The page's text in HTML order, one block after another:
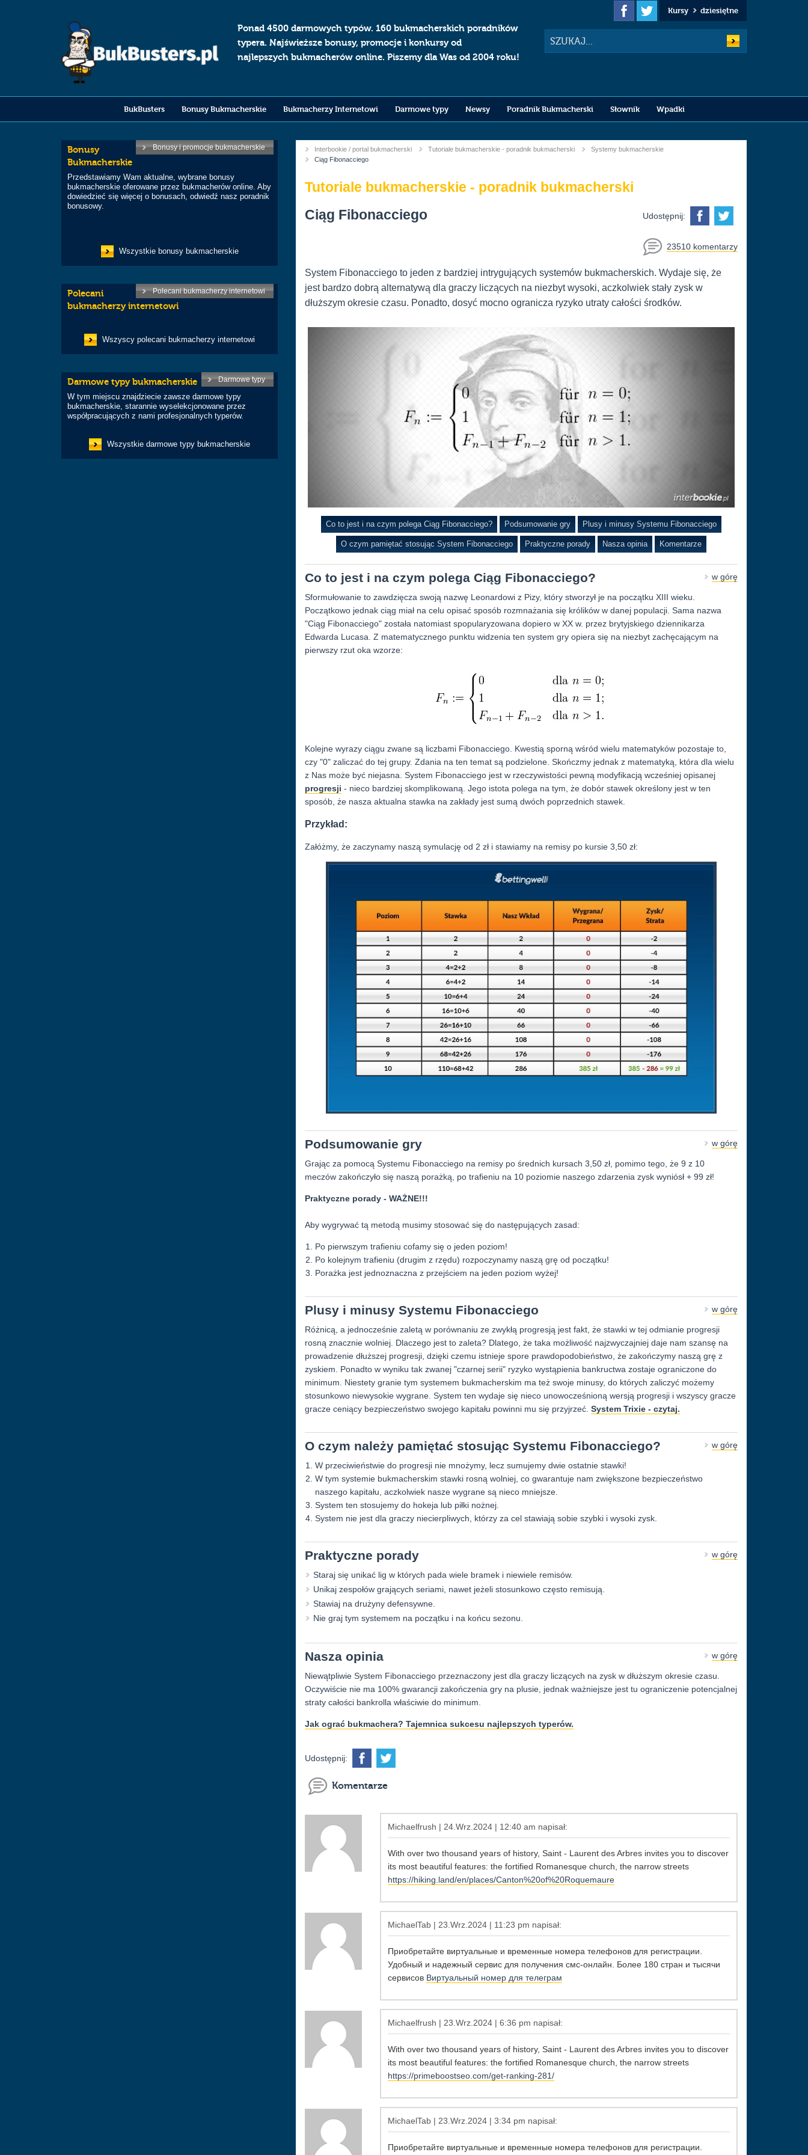
Kursy dziesiętne
Ponad 4500 darmowych typów. 160 bukmacherskich poradników
typera. Najświeższe bonusy, promocje i konkursy od
najlepszych bukmacherów online. Piszemy dla Was od 2004 roku!
Szukaj
BukBusters Bonusy Bukmacherskie Bukmacherzy Internetowi Darmowe typy Newsy Poradnik Bukmacherski Słownik Wpadki
You
here
Interbookie / portal bukmacherski Tutoriale bukmacherskie - poradnik bukmacherski
Systemy bukmacherskie
Current:
Ciąg Fibonacciego
Tutoriale bukmacherskie - poradnik bukmacherski
Ciąg Fibonacciego
Udostępnij:
23510 komentarzy
System Fibonacciego to jeden z bardziej intrygujących systemów bukmacherskich. Wydaje się, że
jest bardzo dobrą alternatywą dla graczy liczących na niezbyt wysoki, aczkolwiek stały zysk w
dłuższym okresie czasu. Ponadto, dosyć mocno ogranicza ryzyko utraty całości środków.
Co to jest i na czym polega Ciąg Fibonacciego? Podsumowanie gry Plusy i minusy Systemu Fibonacciego
O czym pamiętać stosując System Fibonacciego Praktyczne porady Nasza opinia Komentarze
w górę
Co to jest i na czym polega Ciąg Fibonacciego?
Sformułowanie to zawdzięcza swoją nazwę Leonardowi z Pizy, który stworzył je na początku XIII wieku.
Początkowo jednak ciąg miał na celu opisać sposób rozmnażania się królików w danej populacji. Sama nazwa
"Ciąg Fibonacciego" została natomiast spopularyzowana dopiero w XX w. przez brytyjskiego dziennikarza
Edwarda Lucasa. Z matematycznego punktu widzenia ten system gry opiera się na niezbyt zachęcającym na
pierwszy rzut oka wzorze:
Kolejne wyrazy ciągu zwane są liczbami Fibonacciego. Kwestią sporną wśród wielu matematyków pozostaje to,
czy "0" zaliczać do tej grupy. Zdania na ten temat są podzielone. Skończmy jednak z matematyką, która dla wielu
z Nas może być niejasna. System Fibonacciego jest w rzeczywistości pewną modyfikacją wcześniej opisanej
progresji - nieco bardziej skomplikowaną. Jego istota polega na tym, że dobór stawek określony jest w ten
sposób, że nasza aktualna stawka na zakłady jest sumą dwóch poprzednich stawek.
Przykład:
Załóżmy, że zaczynamy naszą symulację od 2 zł i stawiamy na remisy po kursie 3,50 zł:
w górę
Podsumowanie gry
Grając za pomocą Systemu Fibonacciego na remisy po średnich kursach 3,50 zł, pomimo tego, że 9 z 10
meczów zakończyło się naszą porażką, po trafieniu na 10 poziomie naszego zdarzenia zysk wyniósł + 99 zł!
Praktyczne porady - WAŻNE!!!
Aby wygrywać tą metodą musimy stosować się do następujących zasad:
Po pierwszym trafieniu cofamy się o jeden poziom!
Po kolejnym trafieniu (drugim z rzędu) rozpoczynamy naszą grę od początku!
Porażka jest jednoznaczna z przejściem na jeden poziom wyżej!
w górę
Plusy i minusy Systemu Fibonacciego
Różnicą, a jednocześnie zaletą w porównaniu ze zwykłą progresją jest fakt, że stawki w tej odmianie progresji
rosną znacznie wolniej. Dlaczego jest to zaleta? Dlatego, że taka możliwość najzwyczajniej daje nam szansę na
prowadzenie dłuższej progresji, dzięki czemu istnieje spore prawdopodobieństwo, że zakończymy naszą grę z
zyskiem. Ponadto w wyniku tak zwanej "czarnej serii" ryzyko wystąpienia bankructwa zostaje ograniczone do
minimum. Niestety granie tym systemem bukmacherskim ma też swoje minusy, do których zaliczyć możemy
stosunkowo niewysokie wygrane. System ten wydaje się nieco unowocześnioną wersją progresji i wszyscy gracze
gracze ceniący bezpieczeństwo swojego kapitału powinni mu się przyjrzeć. System Trixie - czytaj.
w górę
O czym należy pamiętać stosując Systemu Fibonacciego?
W przeciwieństwie do progresji nie mnożymy, lecz sumujemy dwie ostatnie stawki!
W tym systemie bukmacherskim stawki rosną wolniej, co gwarantuje nam zwiększone bezpieczeństwo
naszego kapitału, aczkolwiek nasze wygrane są nieco mniejsze.
System ten stosujemy do hokeja lub piłki nożnej.
System nie jest dla graczy niecierpliwych, którzy za cel stawiają sobie szybki i wysoki zysk.
w górę
Praktyczne porady
Staraj się unikać lig w których pada wiele bramek i niewiele remisów.
Unikaj zespołów grających seriami, nawet jeżeli stosunkowo często remisują.
Stawiaj na drużyny defensywne.
Nie graj tym systemem na początku i na końcu sezonu.
w górę
Nasza opinia
Niewątpliwie System Fibonacciego przeznaczony jest dla graczy liczących na zysk w dłuższym okresie czasu.
Oczywiście nie ma 100% gwarancji zakończenia gry na plusie, jednak ważniejsze jest tu ograniczenie potencjalnej
straty całości bankrolla właściwie do minimum.
Jak ograć bukmachera? Tajemnica sukcesu najlepszych typerów.
Udostępnij:
Komentarze
Michaelfrush | 24.Wrz.2024 | 12:40 am napisał:
With over two thousand years of history, Saint - Laurent des Arbres invites you to discover
its most beautiful features: the fortified Romanesque church, the narrow streets
https://hiking.land/en/places/Canton%20of%20Roquemaure
MichaelTab | 23.Wrz.2024 | 11:23 pm napisał:
Приобретайте виртуальные и временные номера телефонов для регистрации.
Удобный и надежный сервис для получения смс-онлайн. Более 180 стран и тысячи
сервисов Виртуальный номер для телеграм
Michaelfrush | 23.Wrz.2024 | 6:36 pm napisał:
With over two thousand years of history, Saint - Laurent des Arbres invites you to discover
its most beautiful features: the fortified Romanesque church, the narrow streets
https://primeboostseo.com/get-ranking-281/
MichaelTab | 23.Wrz.2024 | 3:34 pm napisał:
Приобретайте виртуальные и временные номера телефонов для регистрации.
Bonusy i promocje bukmacherskie
Bonusy
Bukmacherskie
Przedstawiamy Wam aktualne, wybrane bonusy
bukmacherskie oferowane przez bukmacherów online. Aby
dowiedzieć się więcej o bonusach, odwiedź nasz poradnik
bonusowy.
Wszystkie bonusy bukmacherskie
Polecani bukmacherzy internetowi
Polecani
bukmacherzy internetowi
Wszyscy polecani bukmacherzy internetowi
Darmowe typy
Darmowe typy bukmacherskie
W tym miejscu znajdziecie zawsze darmowe typy
bukmacherskie, starannie wyselekcjonowane przez
współpracujących z nami profesjonalnych typerów.
Wszystkie darmowe typy bukmacherskie